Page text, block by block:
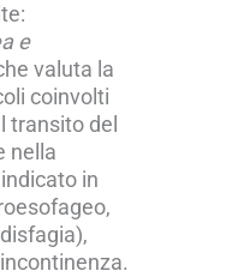
e
valuta la
coinvolti
transito del
nella
in